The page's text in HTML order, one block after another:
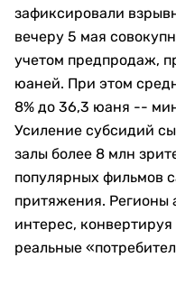
зафиксировали
вечеру 5 мая
учетом предпродаж,
юаней. При этом
8% до 36,3 юаня --
Усиление субсидий
залы более 8 млн
популярных фильмов
притяжения. Регионы
интерес,
реальные